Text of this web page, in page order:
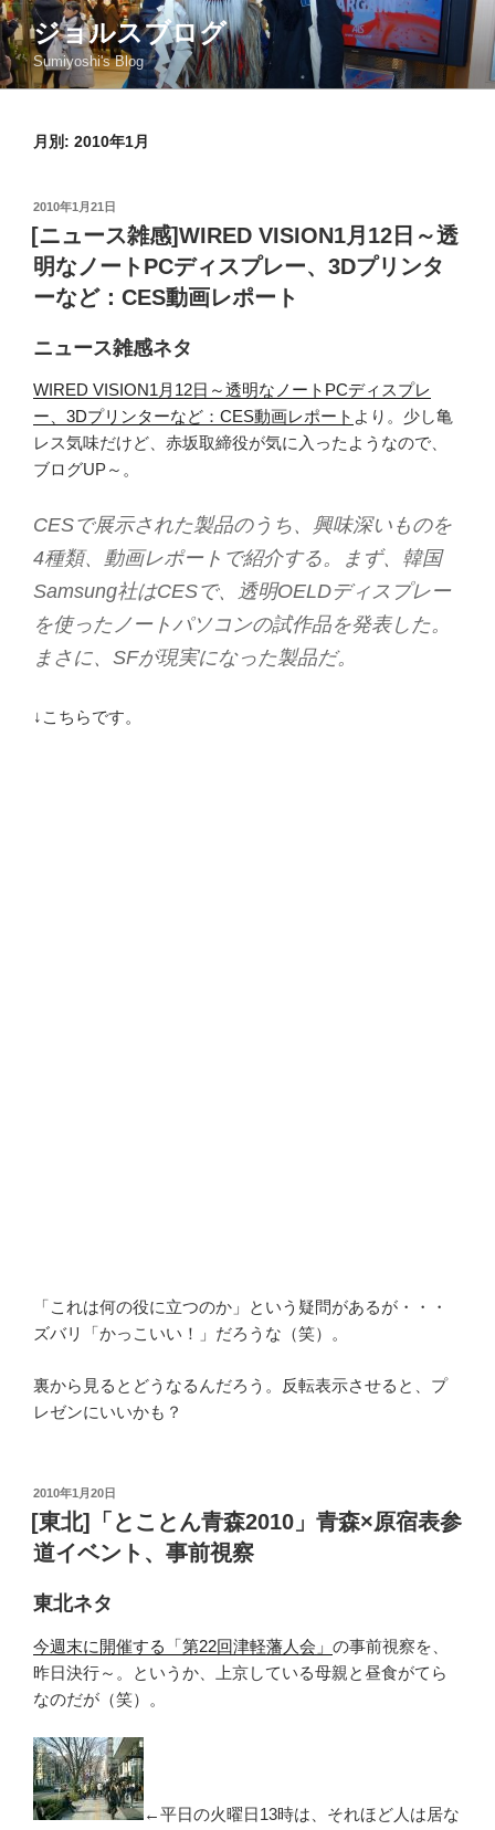
コ
ン
テ
ン
ジョルスブログ
Sumiyoshi's Blog
月別: 2010年1月
投
稿
日:
2010年1月21日
[ニュース雑感]WIRED VISION1月12日～透
明なノートPCディスプレー、3Dプリンタ
ーなど：CES動画レポート
ニュース雑感ネタ
WIRED VISION1月12日～透明なノートPCディスプレ
ー、3Dプリンターなど：CES動画レポート より。少し亀
レス気味だけど、赤坂取締役が気に入ったようなので、
ブログUP～。
CESで展示された製品のうち、興味深いものを
4種類、動画レポートで紹介する。まず、韓国
Samsung社はCESで、透明OELDディスプレー
を使ったノートパソコンの試作品を発表した。
まさに、SFが現実になった製品だ。
↓こちらです。
「これは何の役に立つのか」という疑問があるが・・・
ズバリ「かっこいい！」だろうな（笑）。
裏から見るとどうなるんだろう。反転表示させると、プ
レゼンにいいかも？
投
稿
日:
2010年1月20日
[東北]「とことん青森2010」青森×原宿表参
道イベント、事前視察
東北ネタ
今週末に開催する「第22回津軽藩人会」 の事前視察を、
昨日決行～。というか、上京している母親と昼食がてら
なのだが（笑）。
←平日の火曜日13時は、それほど人は居な